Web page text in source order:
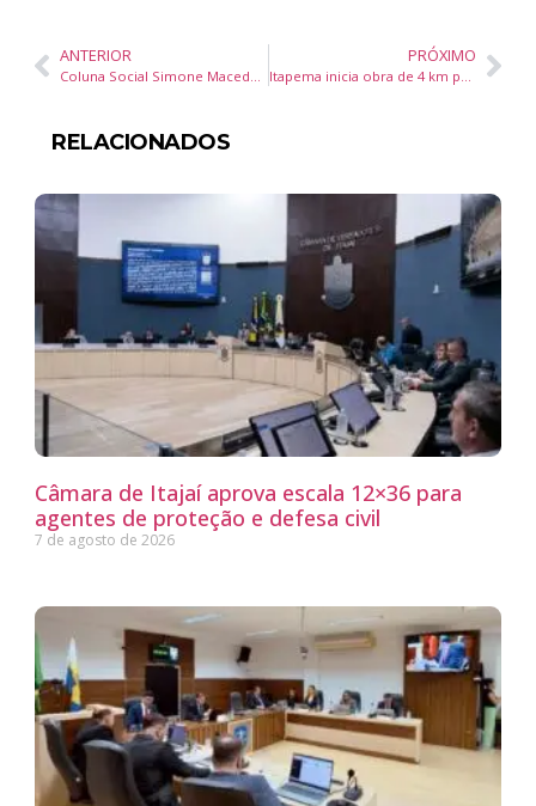
ANTERIOR
Coluna Social Simone Macedo – Jornal Diário DC – 01 a 04 agosto 25
PRÓXIMO
Itapema inicia obra de 4 km para ampliar rede de esgoto com investimento da Conasa Águas de Itapema
RELACIONADOS
Câmara de Itajaí aprova escala 12×36 para
agentes de proteção e defesa civil
7 de agosto de 2026